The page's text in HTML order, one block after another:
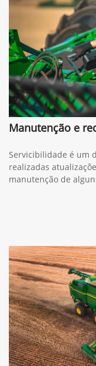
Manutenção e
Servicibilidade é um
realizadas
manutenção de